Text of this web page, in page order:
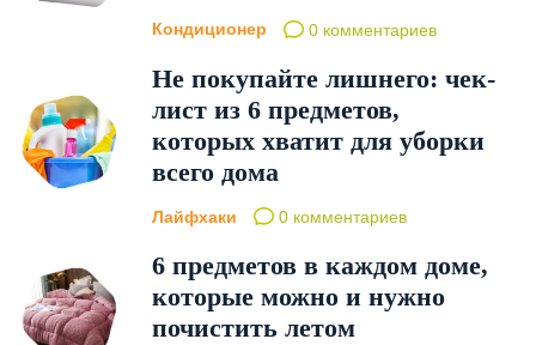
Кондиционер 0 комментариев
Не покупайте лишнего: чек-
лист из 6 предметов,
которых хватит для уборки
всего дома
Лайфхаки 0 комментариев
6 предметов в каждом доме,
которые можно и нужно
почистить летом